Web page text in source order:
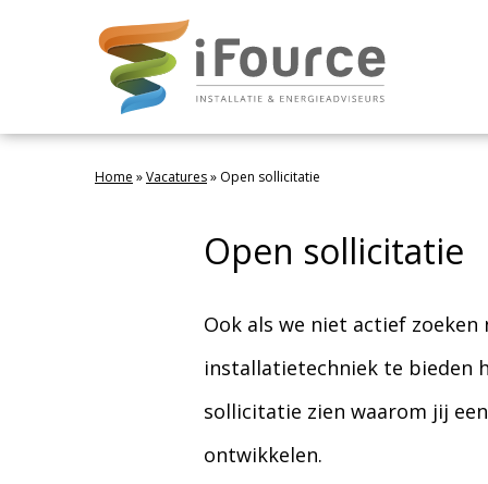
Home »Vacatures» Open sollicitatie
Open sollicitatie
Ook als we niet actief
installatietechniek te bieden
sollicitatie zien waarom jij
ontwikkelen.